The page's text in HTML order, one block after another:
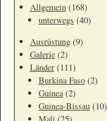
Allgemein(168)
unterwegs (40)
Ausrüstung(9)
Galerie(2)
Länder(111)
Burkina Faso (2)
Guinea(2)
Guinea-Bissau (10)